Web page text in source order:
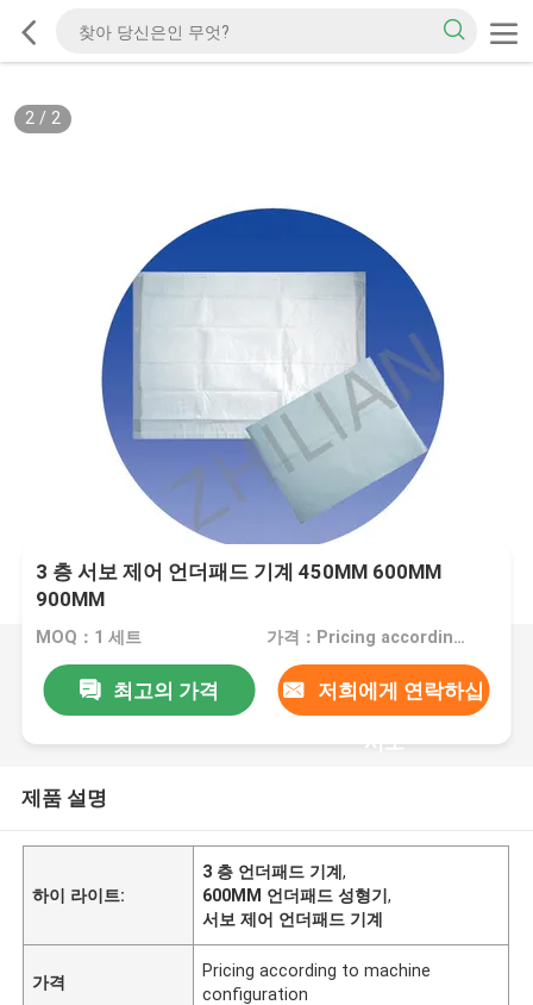
2/ 2
3 층 서보 제어 언더패드 기계 450MM 600MM
900MM
MOQ：1 세트 가격：Pricing according to machine configuration
최고의 가격 저희에게 연락하십
시오
제품 설명
하이 라이트:
3 층 언더패드 기계,
600MM 언더패드 성형기,
서보 제어 언더패드 기계
가격
Pricing according to machine
configuration